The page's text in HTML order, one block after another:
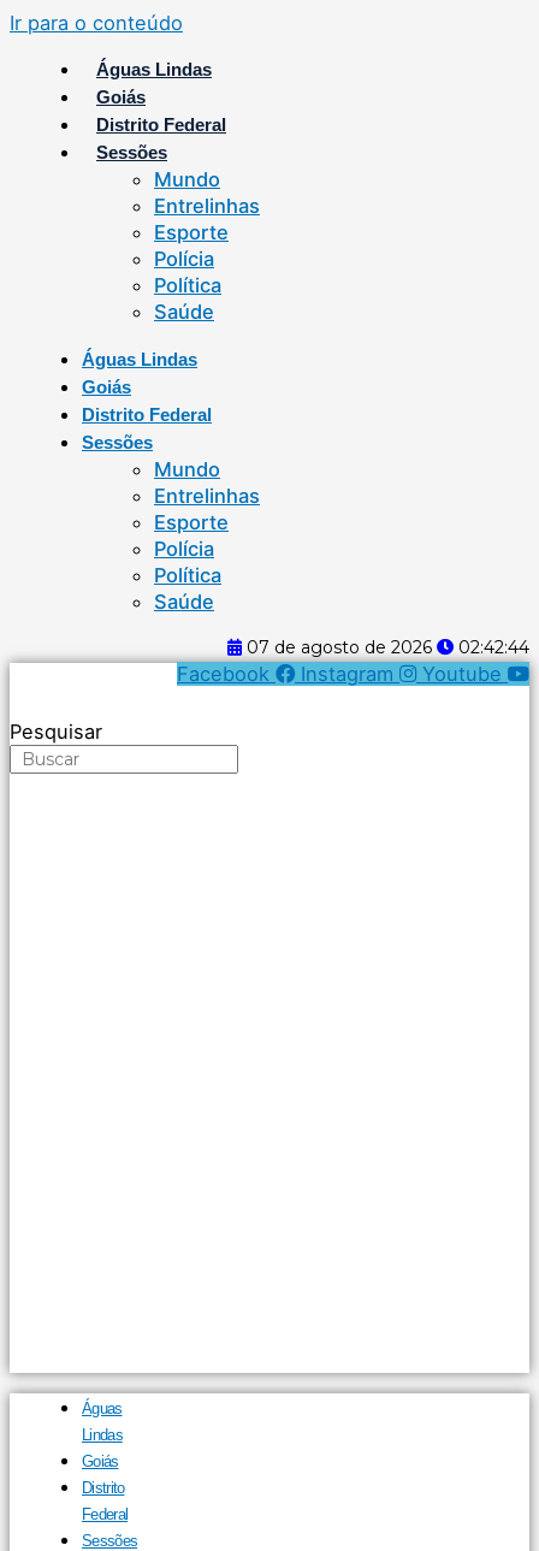
Ir para o conteúdo
Águas Lindas
Goiás
Distrito Federal
Sessões
Mundo
Entrelinhas
Esporte
Polícia
Política
Saúde
Águas Lindas
Goiás
Distrito Federal
Sessões
Mundo
Entrelinhas
Esporte
Polícia
Política
Saúde
07 de agosto de 2026 02:42:44
Facebook Instagram Youtube
Pesquisar
Águas
Lindas
Goiás
Distrito
Federal
Sessões